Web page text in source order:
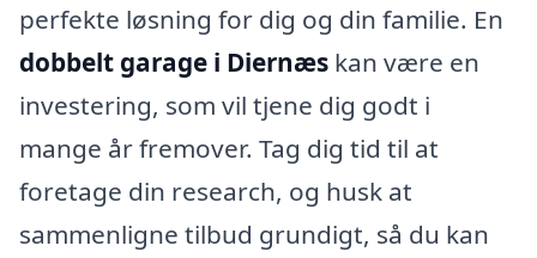
perfekte løsning for dig og din familie. En
dobbelt garage i Diernæs kan være en
investering, som vil tjene dig godt i
mange år fremover. Tag dig tid til at
foretage din research, og husk at
sammenligne tilbud grundigt, så du kan